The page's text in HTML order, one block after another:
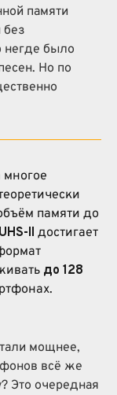
памяти
без
негде было
Но по
памяти до
UHS-II достигает
до 128
мощнее,
всё же
Это очередная